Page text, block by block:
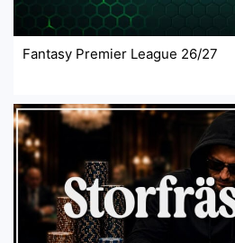
Fantasy Premier League 26/27